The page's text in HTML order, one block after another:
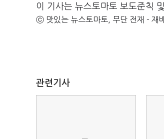
이 기사는 뉴스토마토 보도준칙
ⓒ 맛있는 뉴스토마토, 무단 전재 - 재
관련기사